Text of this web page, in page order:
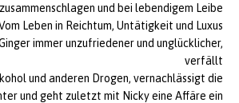
zusammenschlagen und bei lebendigem Leibe
Leben in Reichtum, Untätigkeit und Luxus
immer unzufriedener und unglücklicher,
verfällt
und anderen Drogen, vernachlässigt die
und geht zuletzt mit Nicky eine Affäre ein.